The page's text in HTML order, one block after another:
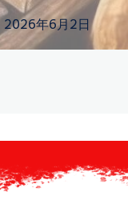
2026年6月2日